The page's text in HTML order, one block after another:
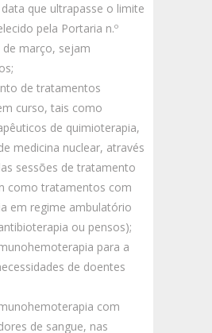
que ultrapasse o limite
pela Portaria n.º
março, sejam
de tratamentos
curso, tais como
de quimioterapia,
medicina nuclear, através
sessões de tratamento
como tratamentos com
em regime ambulatório
ou pensos);
para a
de doentes
com
de sangue, nas